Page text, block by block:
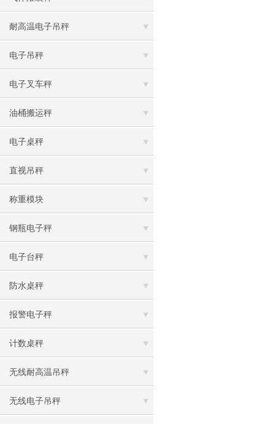
耐高温电子吊秤
电子吊秤
电子叉车秤
油桶搬运秤
电子桌秤
直视吊秤
称重模块
钢瓶电子秤
电子台秤
防水桌秤
报警电子秤
计数桌秤
无线耐高温吊秤
无线电子吊秤